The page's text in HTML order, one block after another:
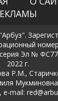
Эл №
2022 г.
Р.М.,
e-mail: